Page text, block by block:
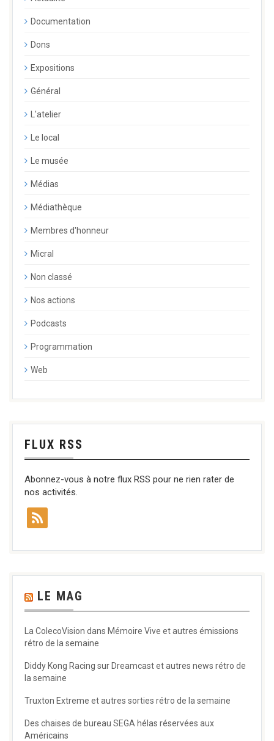
Documentation
Dons
Expositions
Général
L'atelier
Le local
Le musée
Médias
Médiathèque
Membres d'honneur
Micral
Non classé
Nos actions
Podcasts
Programmation
Web
FLUX RSS
Abonnez-vous à notre flux RSS pour ne rien rater de
nos activités.
LE MAG
La ColecoVision dans Mémoire Vive et autres émissions
rétro de la semaine
Diddy Kong Racing sur Dreamcast et autres news rétro de
la semaine
Truxton Extreme et autres sorties rétro de la semaine
Des chaises de bureau SEGA hélas réservées aux
Américains